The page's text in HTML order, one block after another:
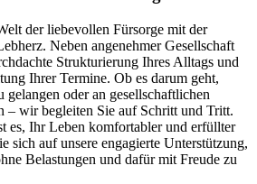
der liebevollen Fürsorge mit der
Neben angenehmer Gesellschaft
Strukturierung Ihres Alltags und
Ihrer Termine. Ob es darum geht,
oder an gesellschaftlichen
– wir begleiten Sie auf Schritt und Tritt.
es, Ihr Leben komfortabler und erfüllter
sich auf unsere engagierte Unterstützung,
Belastungen und dafür mit Freude zu